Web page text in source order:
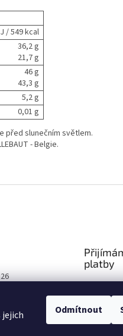
Odmítnout
/ 549 kcal
36,2 g
21,7 g
46 g
43,3 g
5,2 g
0,01 g
před slunečním světlem.
- Belgie.
platby